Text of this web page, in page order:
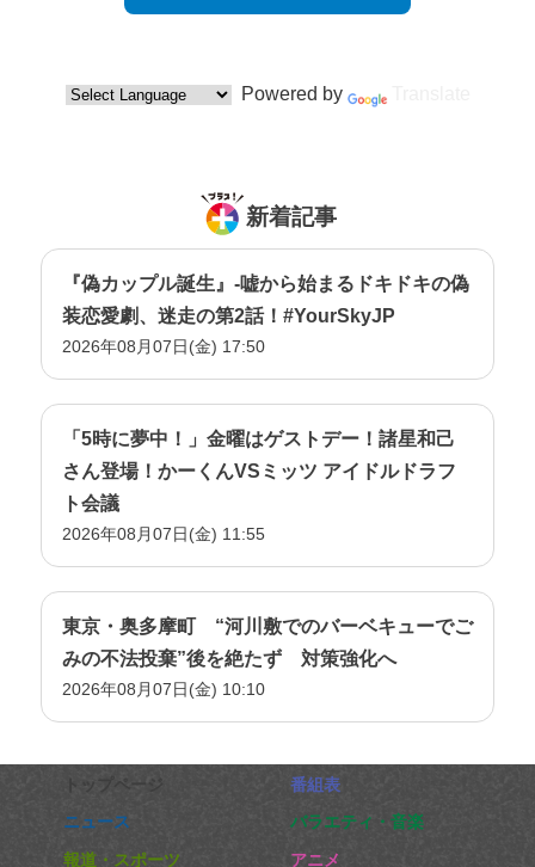
Powered by
新着記事
『偽カップル誕生』-嘘から始まるドキドキの偽
装恋愛劇、迷走の第2話！#YourSkyJP
2026年08月07日(金) 17:50
「5時に夢中！」金曜はゲストデー！諸星和己
さん登場！かーくんVSミッツ アイドルドラフ
ト会議
2026年08月07日(金) 11:55
東京・奥多摩町 “河川敷でのバーベキューでご
みの不法投棄”後を絶たず 対策強化へ
2026年08月07日(金) 10:10
トップページ
番組表
ニュース
バラエティ・音楽
報道・スポーツ
アニメ